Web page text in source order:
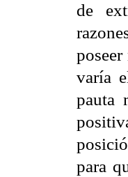
de
varía
pauta
para